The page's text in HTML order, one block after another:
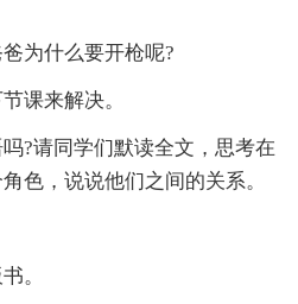
为什么要开枪呢?
课来解决。
请同学们默读全文，思考在
色，说说他们之间的关系。
。